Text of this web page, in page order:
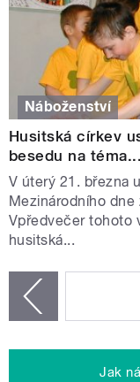
Náboženství
Husitská církev
besedu na téma...
V úterý 21. března
Mezinárodního dne
Vpředvečer tohoto
husitská...
Jak